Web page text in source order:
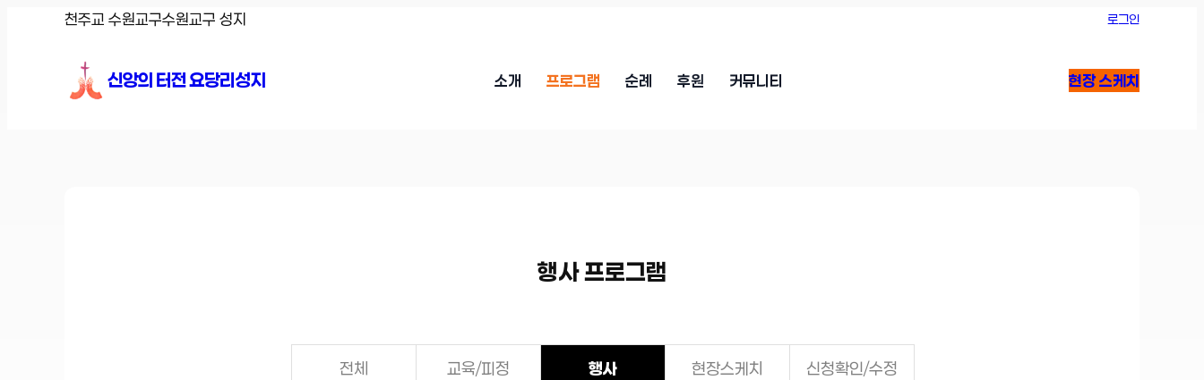
천주교 수원교구수원교구 성지 로그인
신앙의 터전 요당리성지 소개 프로그램 순례 후원 커뮤니티 현장 스케치
행사 프로그램
전체 교육/피정 행사 현장스케치 신청확인/수정